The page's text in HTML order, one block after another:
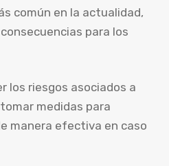
común en la actualidad,
para los
los riesgos asociados a
medidas para
manera efectiva en caso